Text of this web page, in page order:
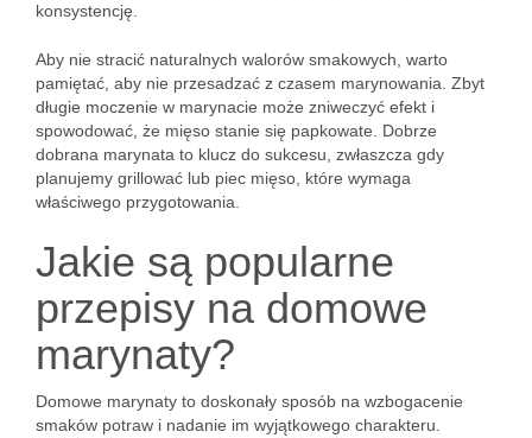
konsystencję.
Aby nie stracić naturalnych walorów smakowych, warto
pamiętać, aby nie przesadzać z czasem marynowania. Zbyt
długie moczenie w marynacie może zniweczyć efekt i
spowodować, że mięso stanie się papkowate. Dobrze
dobrana marynata to klucz do sukcesu, zwłaszcza gdy
planujemy grillować lub piec mięso, które wymaga
właściwego przygotowania.
Jakie są popularne
przepisy na domowe
marynaty?
Domowe marynaty to doskonały sposób na wzbogacenie
smaków potraw i nadanie im wyjątkowego charakteru.